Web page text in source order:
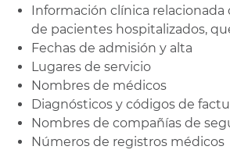
Información clínica relacionada
de pacientes hospitalizados,
Fechas de admisión y alta
Lugares de servicio
Nombres de médicos
Diagnósticos y códigos de
Nombres de compañías de
Números de registros médicos